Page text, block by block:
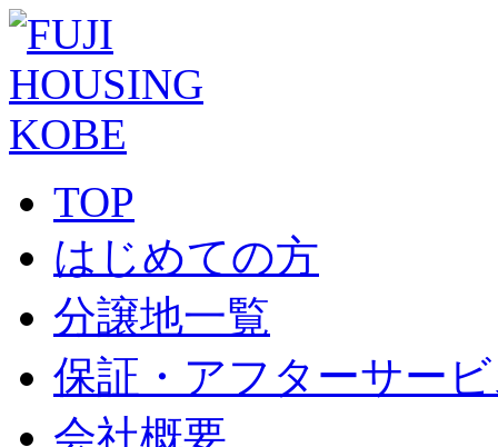
TOP
はじめての方
分譲地一覧
保証・アフターサー
会社概要